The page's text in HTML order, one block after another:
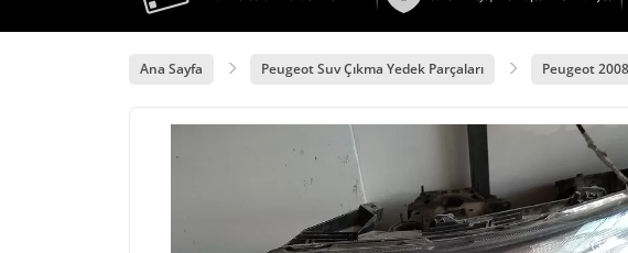
Ana Sayfa Peugeot Suv Çıkma Yedek Parçaları Peugeot